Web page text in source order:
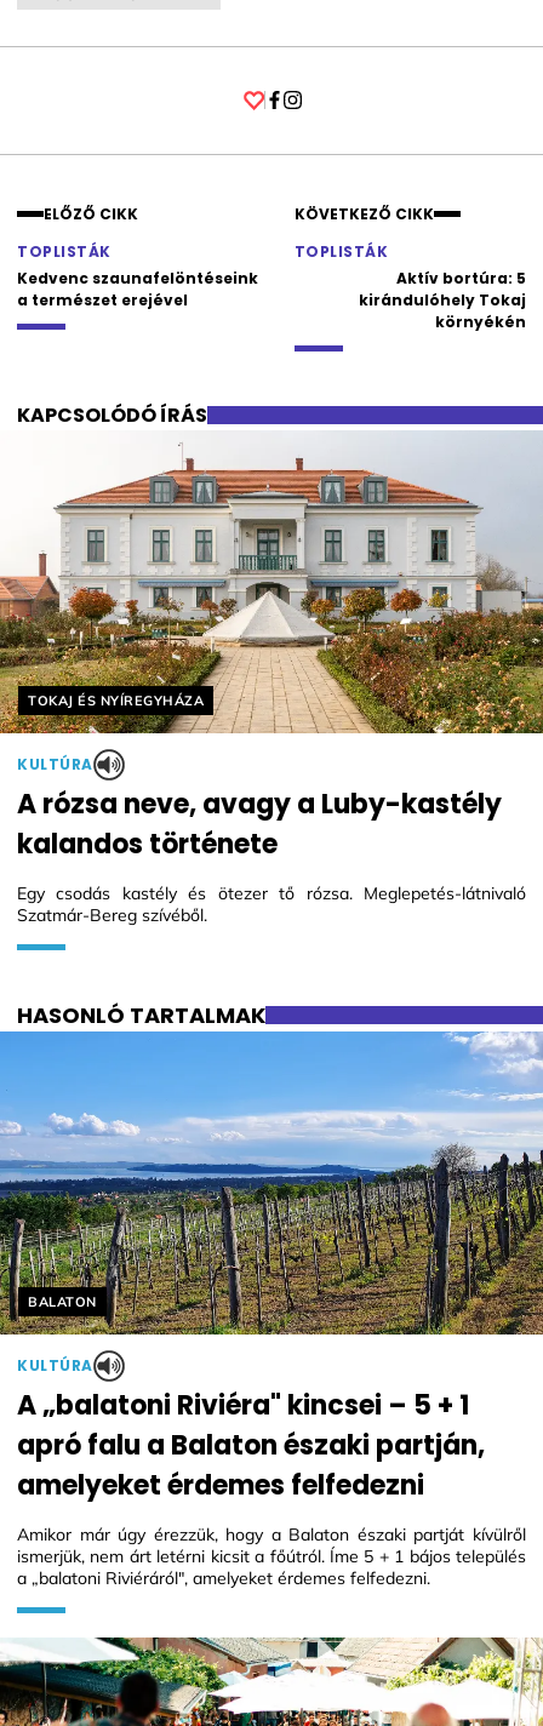
ELŐZŐ CIKK
TOPLISTÁK
Kedvenc szaunafelöntéseink
a természet erejével
KÖVETKEZŐ CIKK
TOPLISTÁK
Aktív bortúra: 5
kirándulóhely Tokaj
környékén
KAPCSOLÓDÓ ÍRÁS
Helyszín címkék:
TOKAJ ÉS NYÍREGYHÁZA
KULTÚRA
A rózsa neve, avagy a Luby-kastély
kalandos története
Egy csodás kastély és ötezer tő rózsa. Meglepetés-látnivaló
Szatmár-Bereg szívéből.
HASONLÓ TARTALMAK
Helyszín címkék:
BALATON
KULTÚRA
A „balatoni Riviéra" kincsei – 5 + 1
apró falu a Balaton északi partján,
amelyeket érdemes felfedezni
Amikor már úgy érezzük, hogy a Balaton északi partját kívülről
ismerjük, nem árt letérni kicsit a főútról. Íme 5 + 1 bájos település
a „balatoni Riviéráról", amelyeket érdemes felfedezni.